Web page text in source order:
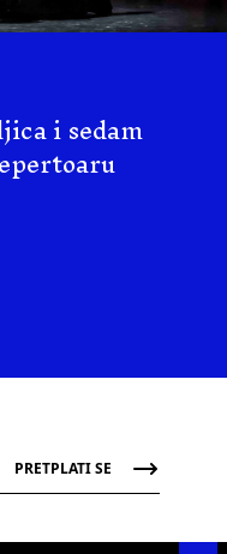
i sedam
PRETPLATI SE